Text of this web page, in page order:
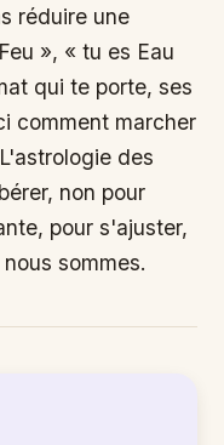
réduire une
», « tu es Eau
qui te porte, ses
comment marcher
des
non pour
pour s'ajuster,
sommes.